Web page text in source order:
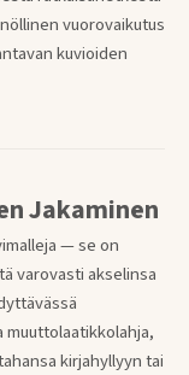
vuorovaikutus
kuvioiden
Jakaminen
— se on
varovasti akselinsa
muuttolaatikkolahja,
kirjahyllyyn tai